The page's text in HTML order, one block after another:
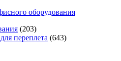
оборудования
(203)
переплета (643)